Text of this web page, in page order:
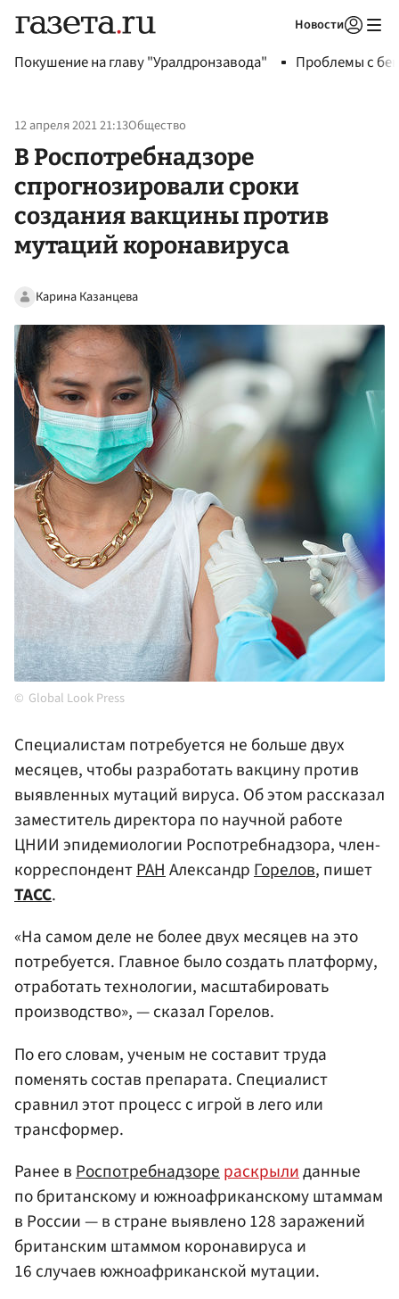
Новости
Покушение на главу "Уралдронзавода" Проблемы с
12 апреля 2021 21:13Общество
В Роспотребнадзоре
спрогнозировали сроки
создания вакцины против
мутаций коронавируса
Карина Казанцева
Global Look Press
Специалистам потребуется не больше двух
месяцев, чтобы разработать вакцину против
выявленных мутаций вируса. Об этом рассказал
заместитель директора по научной работе
ЦНИИ эпидемиологии Роспотребнадзора, член-
корреспондентРАНАлександрГорелов, пишет
ТАСС.
«На самом деле не более двух месяцев на это
потребуется. Главное было создать платформу,
отработать технологии, масштабировать
производство», — сказал Горелов.
По его словам, ученым не составит труда
поменять состав препарата. Специалист
сравнил этот процесс с игрой в лего или
трансформер.
Ранее вРоспотребнадзорераскрылиданные
по британскому и южноафриканскому штаммам
в России — в стране выявлено 128 заражений
британским штаммом коронавируса и
16 случаев южноафриканской мутации.